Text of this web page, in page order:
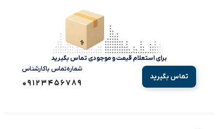
برای استعلام قیمت و موجودی تماس بگیرید
تماس بگیرید
شماره‌تماس‌ با‌کارشناس
09123456789